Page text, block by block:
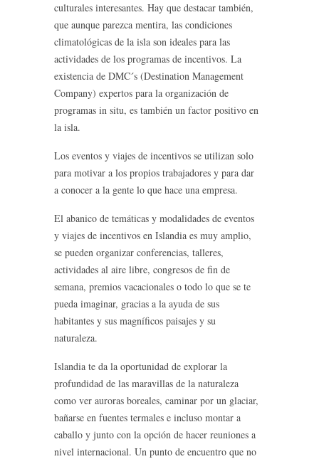
culturales interesantes. Hay que destacar también,
que aunque parezca mentira, las condiciones
climatológicas de la isla son ideales para las
actividades de los programas de incentivos. La
existencia de DMC´s (Destination Management
Company) expertos para la organización de
programas in situ, es también un factor positivo en
la isla.
Los eventos y viajes de incentivos se utilizan solo
para motivar a los propios trabajadores y para dar
a conocer a la gente lo que hace una empresa.
El abanico de temáticas y modalidades de eventos
y viajes de incentivos en Islandia es muy amplio,
se pueden organizar conferencias, talleres,
actividades al aire libre, congresos de fin de
semana, premios vacacionales o todo lo que se te
pueda imaginar, gracias a la ayuda de sus
habitantes y sus magníficos paisajes y su
naturaleza.
Islandia te da la oportunidad de explorar la
profundidad de las maravillas de la naturaleza
como ver auroras boreales, caminar por un glaciar,
bañarse en fuentes termales e incluso montar a
caballo y junto con la opción de hacer reuniones a
nivel internacional. Un punto de encuentro que no